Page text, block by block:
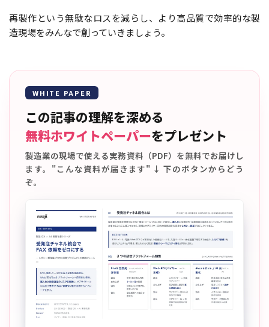
再製作という無駄なロスを減らし、より高品質で効率的な製
造現場をみんなで創っていきましょう。
WHITE PAPER
この記事の理解を深める
無料ホワイトペーパーをプレゼント
製造業の現場で使える実務資料（PDF）を無料でお届けし
ます。"こんな資料が届きます" ↓ 下のボタンからどう
ぞ。